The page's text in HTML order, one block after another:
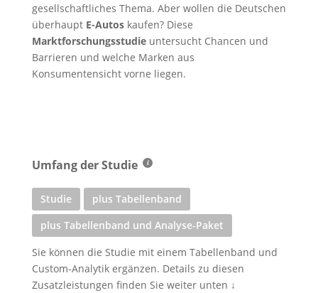
gesellschaftliches Thema. Aber wollen die Deutschen
überhaupt E-Autoskaufen? Diese
Marktforschungsstudieuntersucht Chancen und
Barrieren und welche Marken aus
Konsumentensicht vorne liegen.
Umfang der Studie
Studie
plus Tabellenband
plus Tabellenband und Analyse-Paket
Sie können die Studie mit einem Tabellenband und
Custom-Analytik ergänzen. Details zu diesen
Zusatzleistungen finden Sie weiter unten ↓